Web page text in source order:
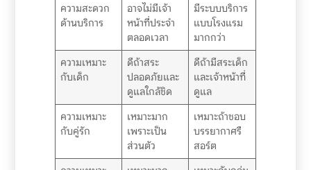
ความสะดวก
ด้านบริการ
อาจไม่มีเจ้า
หน้าที่ประจำ
ตลอดเวลา
มีระบบบริการ
แบบโรงแรม
มากกว่า
ความเหมาะ
กับเด็ก
ดีถ้าสระ
ปลอดภัยและ
ดูแลใกล้ชิด
ดีถ้ามีสระเด็ก
และเจ้าหน้าที่
ดูแล
ความเหมาะ
กับคู่รัก
เหมาะมาก
เพราะเป็น
ส่วนตัว
เหมาะถ้าชอบ
บรรยากาศรี
สอร์ต